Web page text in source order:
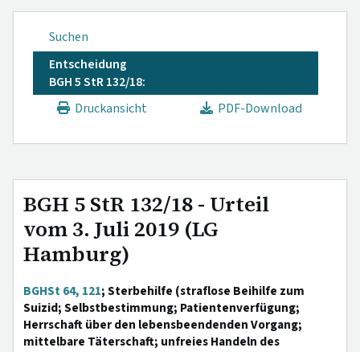
Suchen
Entscheidung
BGH 5 StR 132/18:
Druckansicht
PDF-Download
BGH 5 StR 132/18 - Urteil
vom 3. Juli 2019 (LG
Hamburg)
BGHSt 64, 121; Sterbehilfe (straflose Beihilfe zum
Suizid; Selbstbestimmung; Patientenverfügung;
Herrschaft über den lebensbeendenden Vorgang;
mittelbare Täterschaft; unfreies Handeln des